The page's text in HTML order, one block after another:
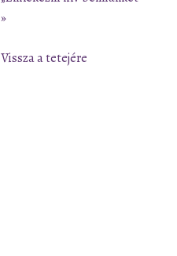
»
Vissza a tetejére